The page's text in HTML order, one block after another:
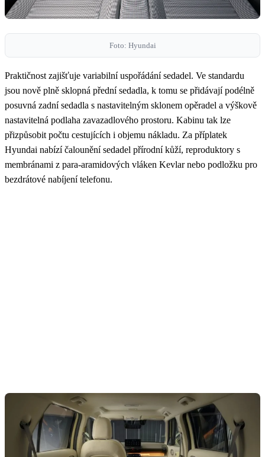
Foto: Hyundai
Praktičnost zajišťuje variabilní uspořádání sedadel. Ve standardu
jsou nově plně sklopná přední sedadla, k tomu se přidávají podélně
posuvná zadní sedadla s nastavitelným sklonem opěradel a výškově
nastavitelná podlaha zavazadlového prostoru. Kabinu tak lze
přizpůsobit počtu cestujících i objemu nákladu. Za příplatek
Hyundai nabízí čalounění sedadel přírodní kůží, reproduktory s
membránami z para-aramidových vláken Kevlar nebo podložku pro
bezdrátové nabíjení telefonu.